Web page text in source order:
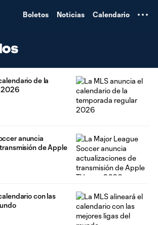
Boletos Noticias Calendario
de la
2026
anuncia
de Apple
con las